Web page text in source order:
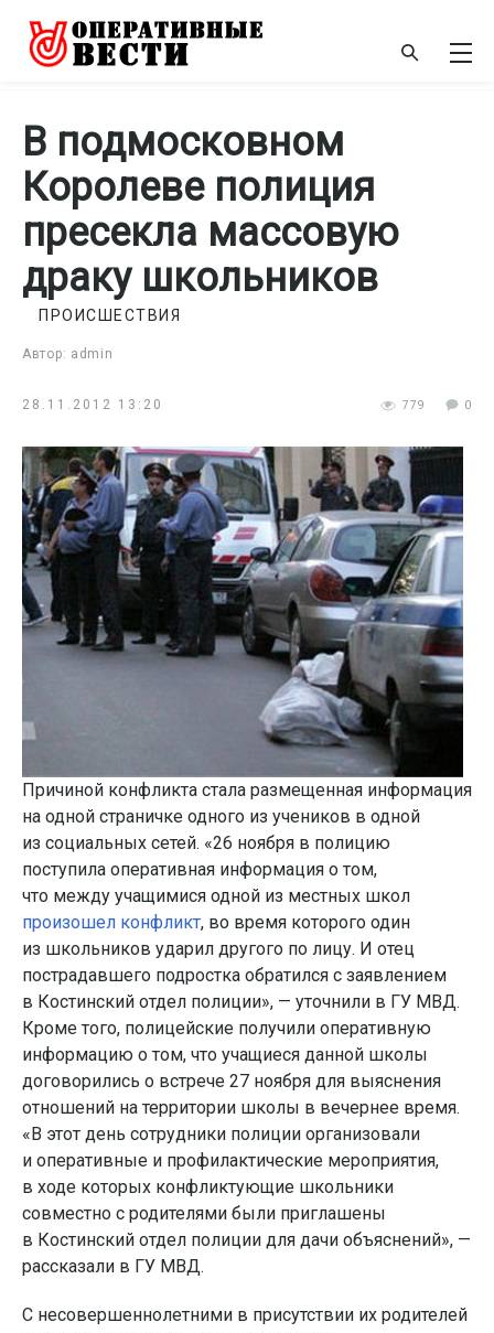
В подмосковном
Королеве полиция
пресекла массовую
драку школьников
Автор: admin
ПРОИСШЕСТВИЯ
28.11.2012 13:20 779 0
Причиной конфликта стала размещенная информация
на одной страничке одного из учеников в одной
из социальных сетей. «26 ноября в полицию
поступила оперативная информация о том,
что между учащимися одной из местных школ
произошел конфликт, во время которого один
из школьников ударил другого по лицу. И отец
пострадавшего подростка обратился с заявлением
в Костинский отдел полиции», — уточнили в ГУ МВД.
Кроме того, полицейские получили оперативную
информацию о том, что учащиеся данной школы
договорились о встрече 27 ноября для выяснения
отношений на территории школы в вечернее время.
«В этот день сотрудники полиции организовали
и оперативные и профилактические мероприятия,
в ходе которых конфликтующие школьники
совместно с родителями были приглашены
в Костинский отдел полиции для дачи объяснений», —
рассказали в ГУ МВД.
С несовершеннолетними в присутствии их родителей